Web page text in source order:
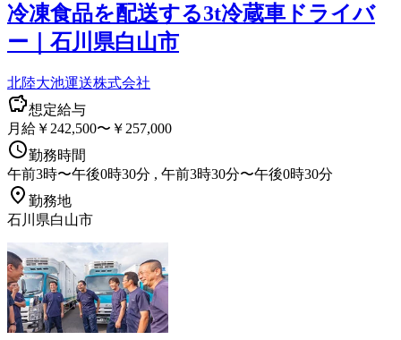
冷凍食品を配送する3t冷蔵車ドライバ
ー｜石川県白山市
北陸大池運送株式会社
想定給与
月給￥242,500〜￥257,000
勤務時間
午前3時〜午後0時30分 , 午前3時30分〜午後0時30分
勤務地
石川県白山市